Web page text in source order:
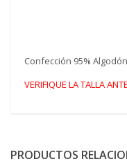
Confección 95%
VERIFIQUE LA TALLA
PRODUCTOS